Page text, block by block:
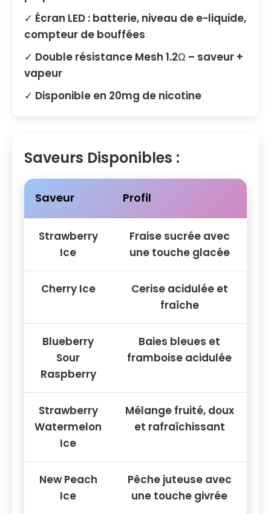
✓ Écran LED : batterie, niveau de e-liquide,
compteur de bouffées
✓ Double résistance Mesh 1.2Ω – saveur +
vapeur
✓ Disponible en 20mg de nicotine
Saveurs Disponibles :
Saveur Profil
Strawberry
Ice
Fraise sucrée avec
une touche glacée
Cherry Ice
Cerise acidulée et
fraîche
Blueberry
Sour
Raspberry
Baies bleues et
framboise acidulée
Strawberry
Watermelon
Ice
Mélange fruité, doux
et rafraîchissant
New Peach
Ice
Pêche juteuse avec
une touche givrée